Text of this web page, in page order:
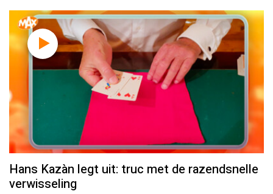
Hans Kazàn legt uit: truc met de razendsnelle
verwisseling